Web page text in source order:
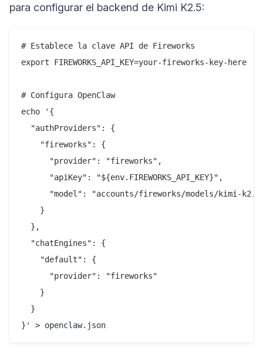
para configurar el backend de Kimi K2.5:
# Establece la clave API de Fireworks
export FIREWORKS_API_KEY=your-fireworks-key-here
# Configura OpenClaw
echo '{
  "authProviders": {
    "fireworks": {
      "provider": "fireworks",
      "apiKey": "${env.FIREWORKS_API_KEY}",
"model": "accounts/fireworks/models/kimi-
    }
  },
  "chatEngines": {
    "default": {
      "provider": "fireworks"
    }
  }